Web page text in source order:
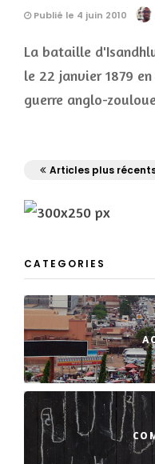
Publié le 4 juin 2010
La bataille
le 22 janvier 1879
guerre anglo-
Articles plus
CATEGORIES